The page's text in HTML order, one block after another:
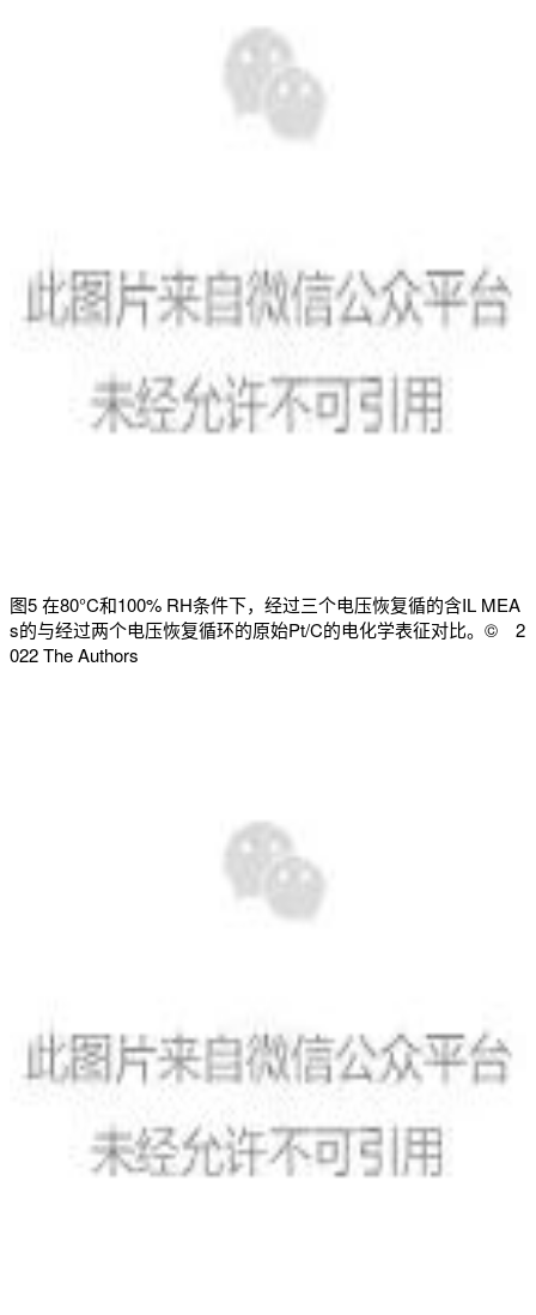
图5 在80°C和100% RH条件下，经过三个电压恢复循的含IL MEA
s的与经过两个电压恢复循环的原始Pt/C的电化学表征对比。© 2
022 The Authors